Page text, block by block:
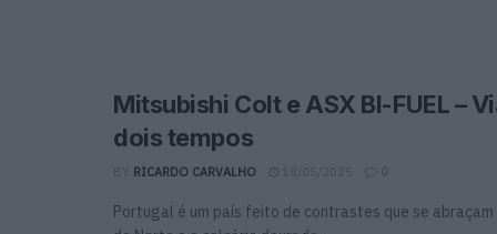
Mitsubishi Colt e ASX BI-FUEL –
dois tempos
BY RICARDO CARVALHO 18/05/2025 0
Portugal é um país feito de contrastes que se